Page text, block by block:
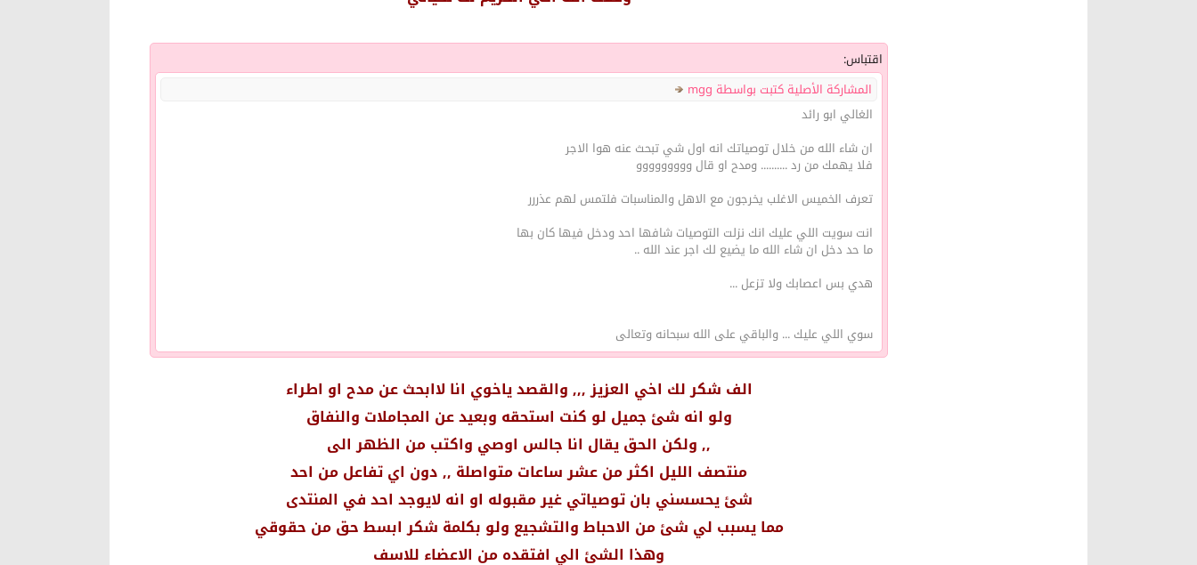
اقتباس:
المشاركة الأصلية كتبت بواسطة mgg
الغالي ابو رائد
ان شاء الله من خلال توصياتك انه اول شي تبحث عنه هوا الاجر
فلا يهمك من رد .......... ومدح او قال ووووووووو
تعرف الخميس الاغلب يخرجون مع الاهل والمناسبات فلتمس لهم عذررر
انت سويت اللي عليك انك نزلت التوصيات شافها احد ودخل فيها كان بها
ما حد دخل ان شاء الله ما يضيع لك اجر عند الله ..
هدي بس اعصابك ولا تزعل ...
سوي اللي عليك ... والباقي على الله سبحانه وتعالى
الف شكر لك اخي العزيز ,,, والقصد ياخوي انا لاابحث عن مدح او اطراء
ولو انه شئ جميل لو كنت استحقه وبعيد عن المجاملات والنفاق
,, ولكن الحق يقال انا جالس اوصي واكتب من الظهر الى
منتصف الليل اكثر من عشر ساعات متواصلة ,, دون اي تفاعل من احد
شئ يحسسني بان توصياتي غير مقبوله او انه لايوجد احد في المنتدى
مما يسبب لي شئ من الاحباط والتشجيع ولو بكلمة شكر ابسط حق من حقوقي
وهذا الشئ الي افتقده من الاعضاء للاسف